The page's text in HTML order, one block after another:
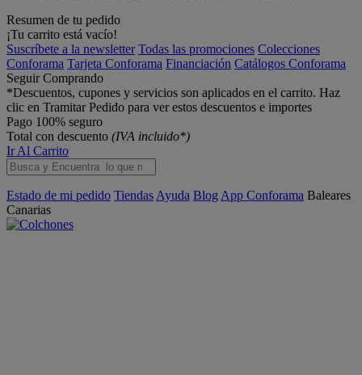
Resumen de tu pedido
¡Tu carrito está vacío!
Suscríbete a la newsletter Todas las promociones Colecciones
Conforama Tarjeta Conforama Financiación Catálogos Conforama
Seguir Comprando
*Descuentos, cupones y servicios son aplicados en el carrito. Haz
clic en Tramitar Pedido para ver estos descuentos e importes
Pago 100% seguro
Total con descuento (IVA incluido*)
Ir Al Carrito
Estado de mi pedido Tiendas Ayuda Blog App Conforama Baleares
Canarias